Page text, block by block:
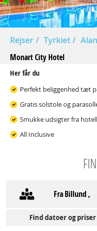
Rejser Tyrkiet
Monart City Hotel
Her får du
Perfekt beliggenhed tæt
Gratis solstole og
Smukke udsigter fra
All Inclusive
FraBillund,
Find datoer og